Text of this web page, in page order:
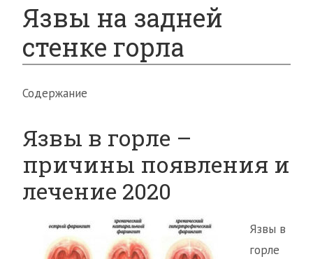
Язвы на задней
стенке горла
Содержание
Язвы в горле –
причины появления и
лечение 2020
Язвы в
горле